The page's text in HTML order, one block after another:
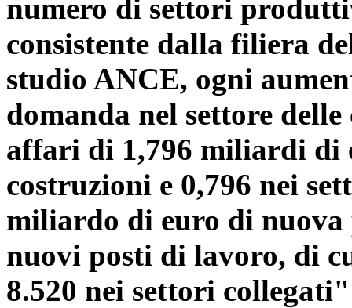
numero di settori
consistente dalla filiera
studio ANCE, ogni
domanda nel settore
affari di 1,796 miliardi di
costruzioni e 0,796 nei
miliardo di euro di nuova
nuovi posti di lavoro, di
8.520 nei settori collegati"